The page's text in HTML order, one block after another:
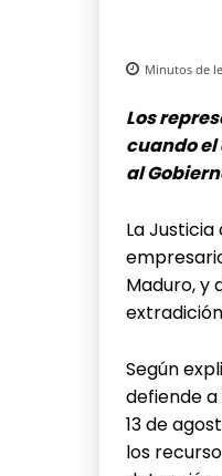
Minutos de
Los
cuando
al
La
Maduro, y
Según
defiende
13 de
los